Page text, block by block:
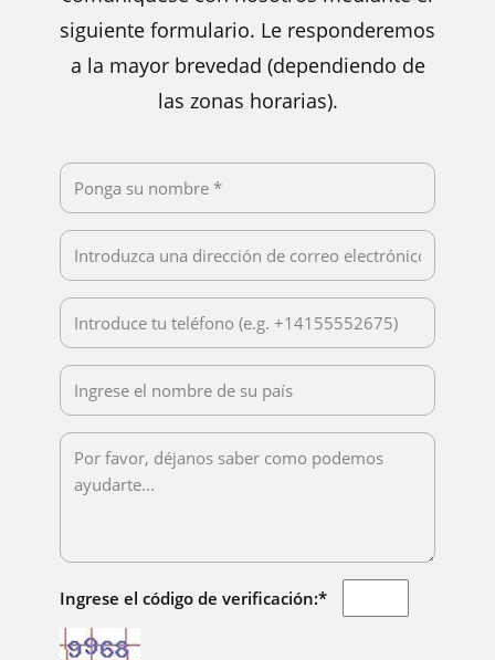
siguiente formulario. Le responderemos
a la mayor brevedad (dependiendo de
las zonas horarias).
Ingrese el código de verificación:*